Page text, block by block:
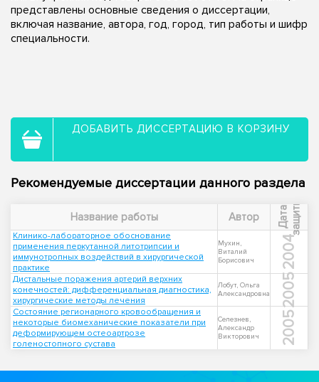
представлены основные сведения о диссертации,
включая название, автора, год, город, тип работы и шифр
специальности.
ДОБАВИТЬ ДИССЕРТАЦИЮ В КОРЗИНУ
Рекомендуемые диссертации данного раздела
Название работы Автор Д
а
т
а
з
а
щ
и
т ы
Клинико-лабораторное обоснование
применения перкутанной литотрипсии и
иммунотропных воздействий в хирургической
практике
Мухин,
Виталий
Борисович
2004
Дистальные поражения артерий верхних
конечностей: дифференциальная диагностика,
хирургические методы лечения
Лобут, Ольга
Александровна
2005
Состояние регионарного кровообращения и
некоторые биомеханические показатели при
деформирующем остеоартрозе
голеностопного сустава
Селезнев,
Александр
Викторович
2005